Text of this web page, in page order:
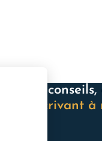
Recevez
inscrivant